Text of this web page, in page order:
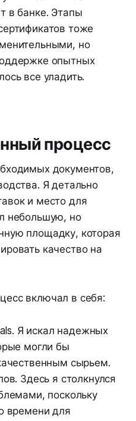
в банке. Этапы
тоже
но
опытных
все уладить.
процесс
документов,
Я детально
и место для
небольшую, но
площадку, которая
качество на
включал в себя:
Я искал надежных
могли бы
сырьем.
Здесь я столкнулся
поскольку
времени для